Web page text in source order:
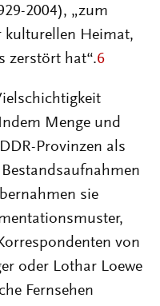
2004), „zum
kulturellen Heimat,
zerstört hat“.6
Menge und
Provinzen als
sie
von
oder Lothar Loewe
Fernsehen